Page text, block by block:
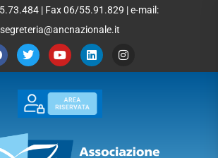
| Fax 06/55.91.829 | e-mail:
segreteria@ancnazionale.it